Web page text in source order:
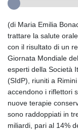
(di Maria Emilia
trattare la salute
con il risultato di un
Giornata Mondiale
esperti della Società
(SIdP), riuniti a
accendono i riflettori
nuove terapie
sono raddoppiati in
miliardi, pari al 14%